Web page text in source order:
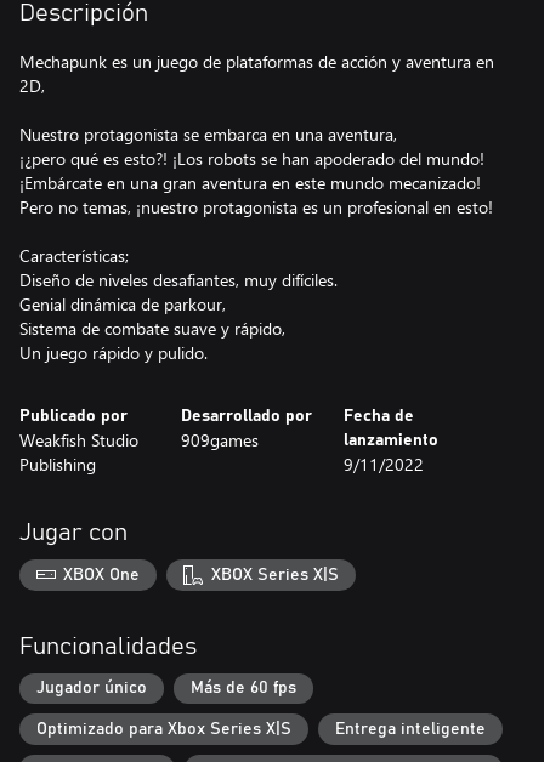
Descripción
Mechapunk es un juego de plataformas de acción y aventura en
2D,
Nuestro protagonista se embarca en una aventura,
¡¿pero qué es esto?! ¡Los robots se han apoderado del mundo!
¡Embárcate en una gran aventura en este mundo mecanizado!
Pero no temas, ¡nuestro protagonista es un profesional en esto!
Características;
Diseño de niveles desafiantes, muy difíciles.
Genial dinámica de parkour,
Sistema de combate suave y rápido,
Un juego rápido y pulido.
Publicado por
Weakfish Studio
Publishing
Desarrollado por
909games
Fecha de
lanzamiento
9/11/2022
Jugar con
XBOX One XBOX Series X|S
Funcionalidades
Jugador único Más de 60 fps
Optimizado para Xbox Series X|S Entrega inteligente